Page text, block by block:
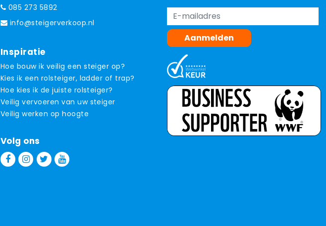
085 273 5892
info@steigerverkoop.nl
Inspiratie
Hoe bouw ik veilig een steiger op?
Kies ik een rolsteiger, ladder of trap?
Hoe kies ik de juiste rolsteiger?
Veilig vervoeren van uw steiger
Veilig werken op hoogte
Volg ons
Aanmelden